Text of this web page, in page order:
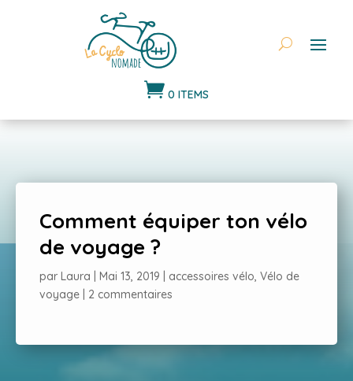
 0 ITEMS
Comment équiper ton vélo
de voyage ?
par Laura Mai 13, 2019 accessoires vélo, Vélo de
voyage
2 commentaires